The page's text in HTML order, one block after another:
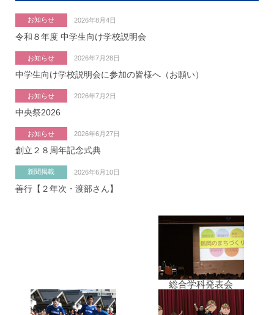
お知らせ 2026年8月4日
令和８年度 中学生向け学校説明会
お知らせ 2026年7月28日
中学生向け学校説明会に参加の皆様へ（お願い）
お知らせ 2026年7月2日
中央祭2026
お知らせ 2026年6月27日
創立２８周年記念式典
新聞掲載 2026年6月10日
善行【２年次・渡部さん】
総合学科発表会